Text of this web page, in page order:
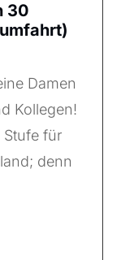
30
Damen
Kollegen!
für
denn